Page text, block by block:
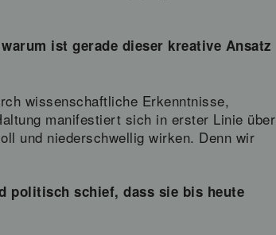
ist gerade dieser kreative Ansatz
wissenschaftliche Erkenntnisse,
manifestiert sich in erster Linie über
und niederschwellig wirken. Denn wir
politisch schief, dass sie bis heute